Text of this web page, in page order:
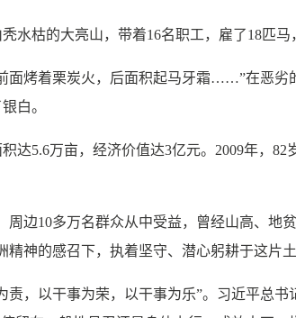
枯的大亮山，带着16名职工，雇了18匹马
烤着栗炭火，后面积起马牙霜……”在恶劣
白。
5.6万亩，经济价值达3亿元。2009年，
10多万名群众从中受益，曾经山高、地
神的感召下，执着坚守、潜心躬耕于这片土
以干事为荣，以干事为乐”。习近平总书